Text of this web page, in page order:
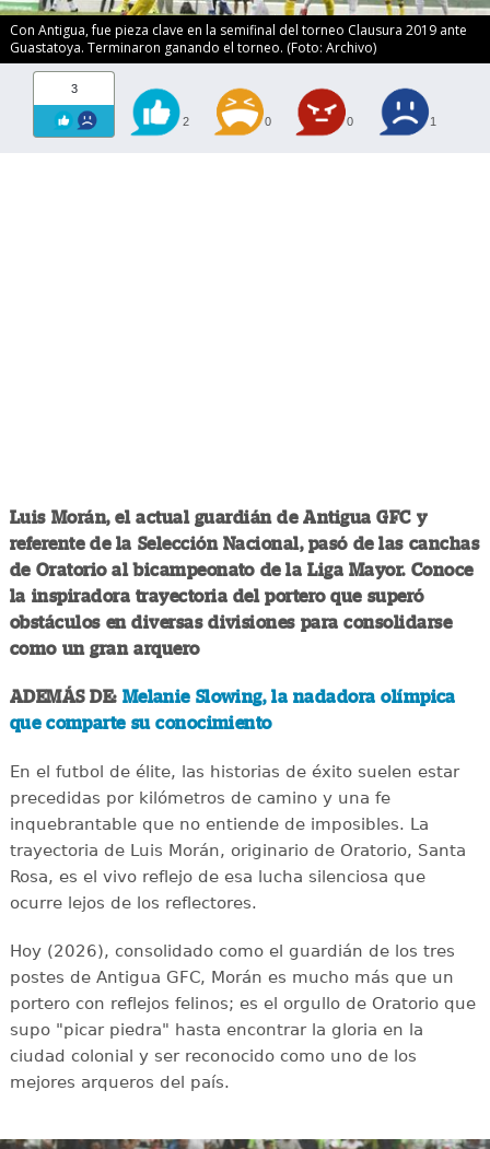
Con Antigua, fue pieza clave en la semifinal del torneo Clausura 2019 ante
Guastatoya. Terminaron ganando el torneo. (Foto: Archivo)
3
2 0 0 1
Luis Morán, el actual guardián de Antigua GFC y
referente de la Selección Nacional, pasó de las canchas
de Oratorio al bicampeonato de la Liga Mayor. Conoce
la inspiradora trayectoria del portero que superó
obstáculos en diversas divisiones para consolidarse
como un gran arquero
ADEMÁS DE: Melanie Slowing, la nadadora olímpica
que comparte su conocimiento
En el futbol de élite, las historias de éxito suelen estar
precedidas por kilómetros de camino y una fe
inquebrantable que no entiende de imposibles. La
trayectoria de Luis Morán, originario de Oratorio, Santa
Rosa, es el vivo reflejo de esa lucha silenciosa que
ocurre lejos de los reflectores.
Hoy (2026), consolidado como el guardián de los tres
postes de Antigua GFC, Morán es mucho más que un
portero con reflejos felinos; es el orgullo de Oratorio que
supo "picar piedra" hasta encontrar la gloria en la
ciudad colonial y ser reconocido como uno de los
mejores arqueros del país.